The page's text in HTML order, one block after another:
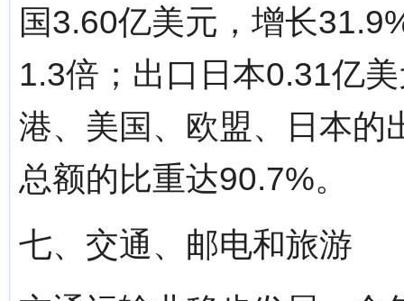
国3.60亿美元，增长
1.3倍；出口日本0.31亿
港、美国、欧盟、日本的
总额的比重达90.7%。
七、交通、邮电和旅游